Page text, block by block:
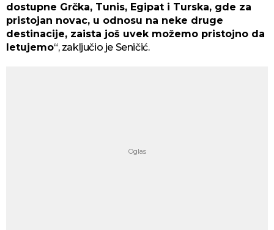
dostupne Grčka, Tunis, Egipat i Turska, gde za
pristojan novac, u odnosu na neke druge
destinacije, zaista još uvek možemo pristojno da
letujemo“, zaključio je Seničić.